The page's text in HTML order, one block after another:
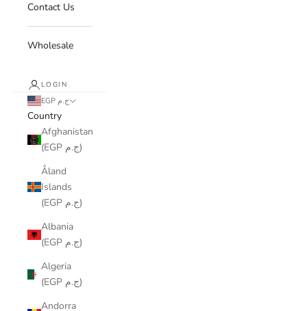
Contact Us
Wholesale
LOGIN
EGP ج.م
Country
Afghanistan
(EGP ج.م)
Åland
Islands
(EGP ج.م)
Albania
(EGP ج.م)
Algeria
(EGP ج.م)
Andorra